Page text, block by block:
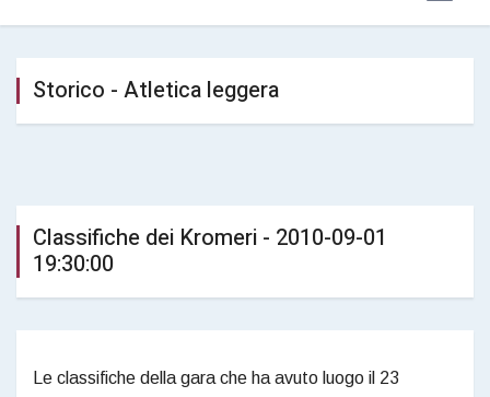
Storico - Atletica leggera
Classifiche dei Kromeri - 2010-09-01
19:30:00
Le classifiche della gara che ha avuto luogo il 23